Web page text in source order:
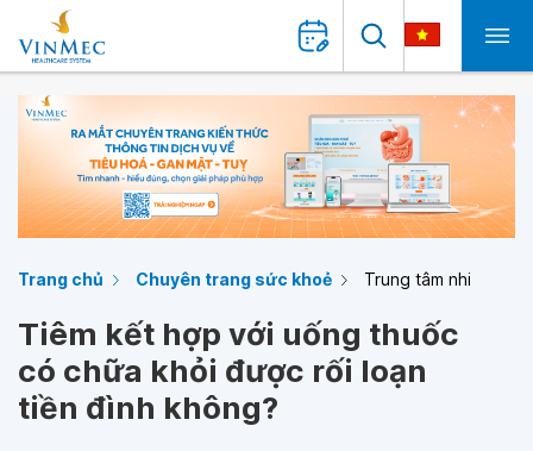
Trang chủ Chuyên trang sức khoẻ Trung tâm nhi
Tiêm kết hợp với uống thuốc
có chữa khỏi được rối loạn
tiền đình không?